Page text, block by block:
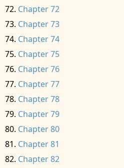
Chapter 72
Chapter 73
Chapter 74
Chapter 75
Chapter 76
Chapter 77
Chapter 78
Chapter 79
Chapter 80
Chapter 81
Chapter 82